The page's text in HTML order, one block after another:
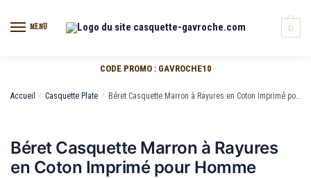
MENU 0
CODE PROMO : GAVROCHE10
Accueil / Casquette Plate / Béret Casquette Marron à Rayures en Coton Imprimé pour Homme
Béret Casquette Marron à Rayures
en Coton Imprimé pour Homme